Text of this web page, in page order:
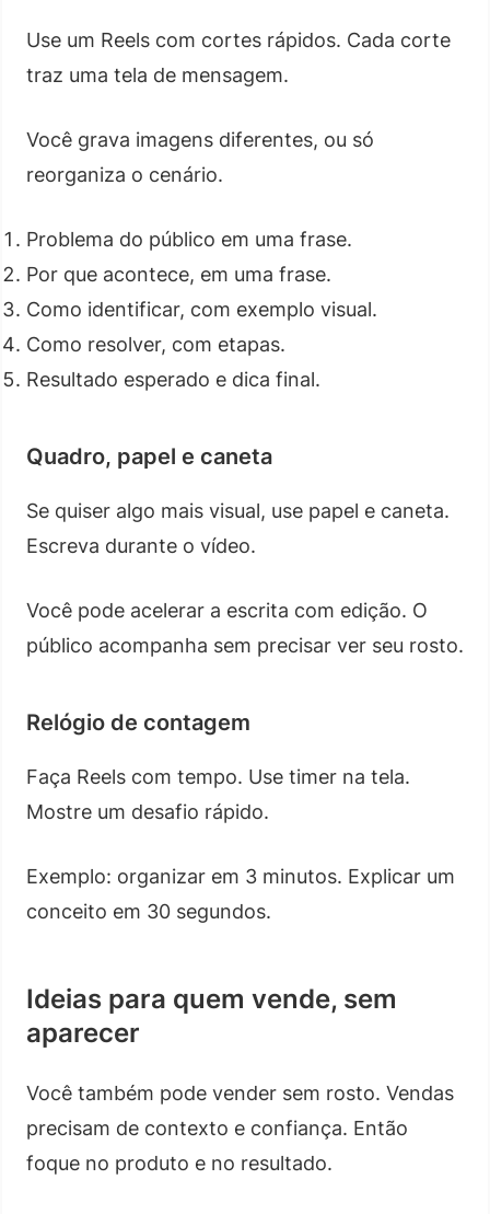
Use um Reels com cortes rápidos. Cada corte
traz uma tela de mensagem.
Você grava imagens diferentes, ou só
reorganiza o cenário.
Problema do público em uma frase.
Por que acontece, em uma frase.
Como identificar, com exemplo visual.
Como resolver, com etapas.
Resultado esperado e dica final.
Quadro, papel e caneta
Se quiser algo mais visual, use papel e caneta.
Escreva durante o vídeo.
Você pode acelerar a escrita com edição. O
público acompanha sem precisar ver seu rosto.
Relógio de contagem
Faça Reels com tempo. Use timer na tela.
Mostre um desafio rápido.
Exemplo: organizar em 3 minutos. Explicar um
conceito em 30 segundos.
Ideias para quem vende, sem
aparecer
Você também pode vender sem rosto. Vendas
precisam de contexto e confiança. Então
foque no produto e no resultado.